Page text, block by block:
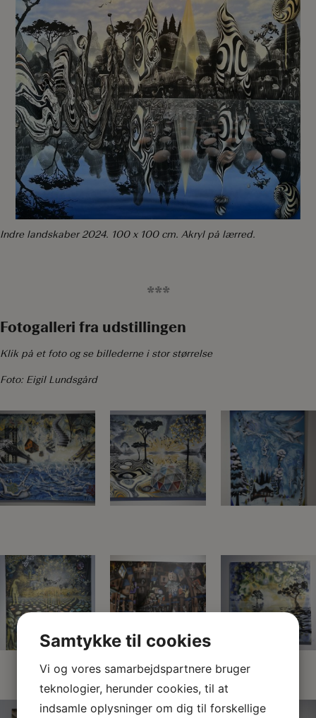
Indre landskaber 2024. 100 x 100 cm. Akryl på lærred.
***
Fotogalleri fra udstillingen
Klik på et foto og se billederne i stor størrelse
Foto: Eigil Lundsgård
Samtykke til cookies
Vi og vores samarbejdspartnere bruger
teknologier, herunder cookies, til at
indsamle oplysninger om dig til forskellige